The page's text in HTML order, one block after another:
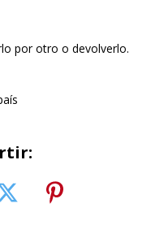
por otro o devolverlo.